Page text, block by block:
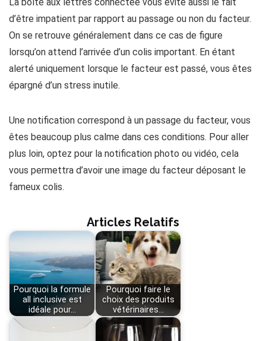
d’être impatient par rapport au passage ou non du facteur.
On se retrouve généralement dans ce cas de figure
lorsqu’on attend l’arrivée d’un colis important. En étant
alerté uniquement lorsque le facteur est passé, vous êtes
épargné d’un stress inutile.
Une notification correspond à un passage du facteur, vous
êtes beaucoup plus calme dans ces conditions. Pour aller
plus loin, optez pour la notification photo ou vidéo, cela
vous permettra d’avoir une image du facteur déposant le
fameux colis.
Articles Relatifs
Pourquoi la formule
all inclusive est
idéale pour…
Pourquoi faire le
choix des produits
vétérinaires…